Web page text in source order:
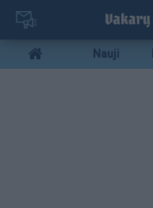
Pereiti
pagrindinį
turinį
Mobile
menu
Nauji